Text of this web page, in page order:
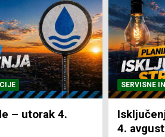
– utorak
SVE VIJESTI
4. Augusta